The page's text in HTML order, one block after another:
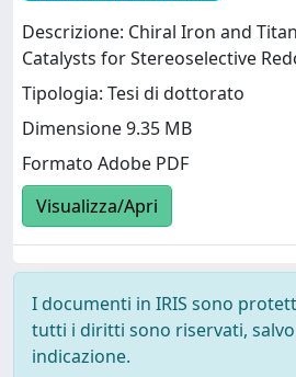
Descrizione: Chiral Iron and
Catalysts for Stereoselective
Tipologia: Tesi di dottorato
Dimensione 9.35 MB
Formato Adobe PDF
Visualizza/Apri
I documenti in IRIS sono
tutti i diritti sono riservati,
indicazione.